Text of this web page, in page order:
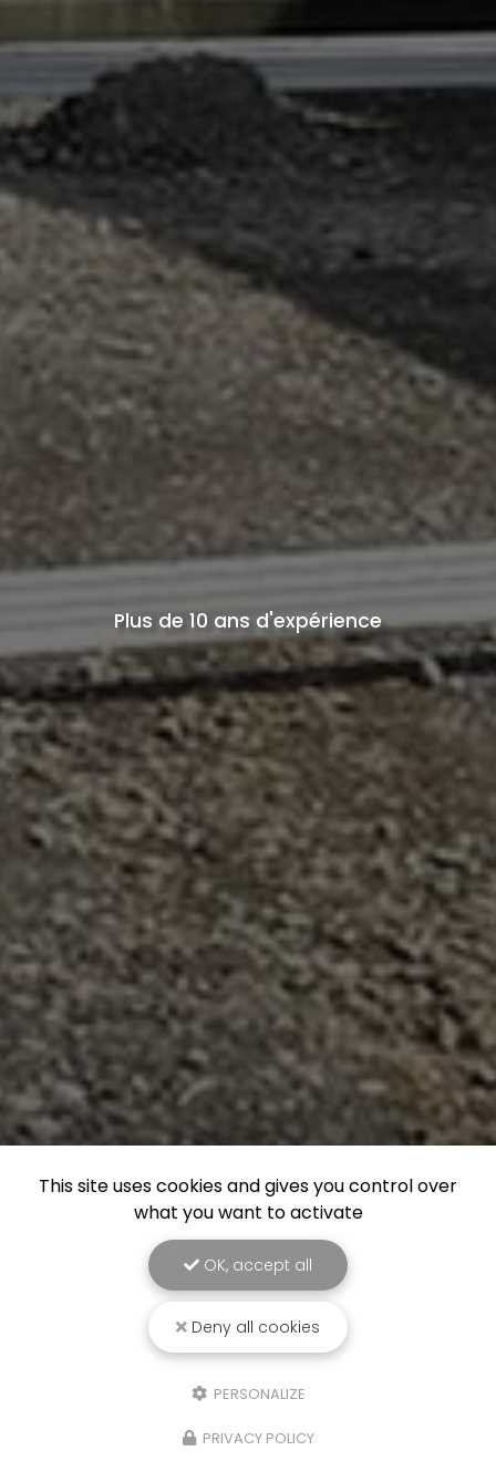
Plus de 10 ans d'expérience
This site uses cookies and gives you control over
what you want to activate
OK, accept all
Deny all cookies
PERSONALIZE
PRIVACY POLICY